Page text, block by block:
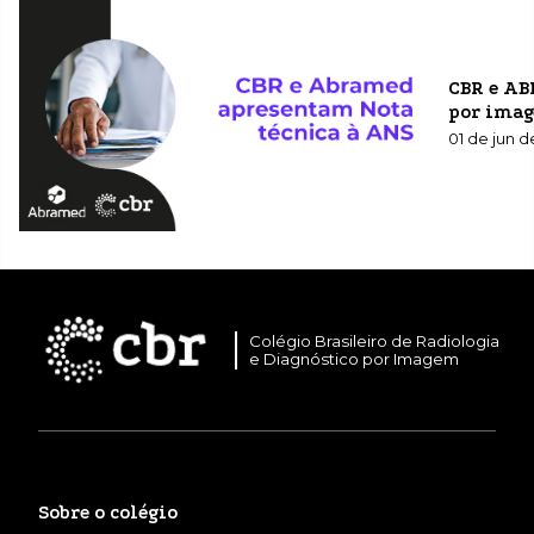
CBR e
por
01 de jun
Colégio Brasileiro de Radiologia
e Diagnóstico por Imagem
Sobre o colégio